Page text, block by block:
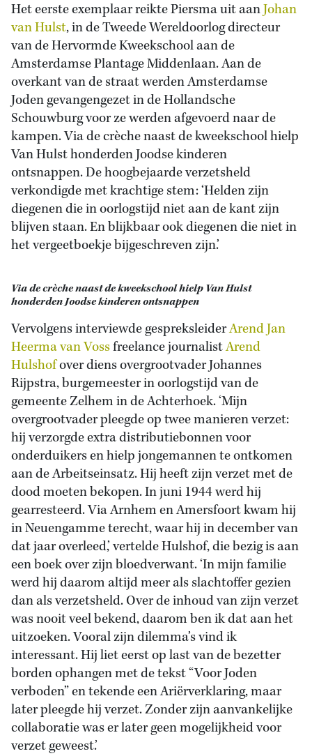
Het eerste exemplaar reikte Piersma uit aanJohan
van Hulst, in de Tweede Wereldoorlog directeur
van de Hervormde Kweekschool aan de
Amsterdamse Plantage Middenlaan. Aan de
overkant van de straat werden Amsterdamse
Joden gevangengezet in de Hollandsche
Schouwburg voor ze werden afgevoerd naar de
kampen. Via de crèche naast de kweekschool hielp
Van Hulst honderden Joodse kinderen
ontsnappen. De hoogbejaarde verzetsheld
verkondigde met krachtige stem: ‘Helden zijn
diegenen die in oorlogstijd niet aan de kant zijn
blijven staan. En blijkbaar ook diegenen die niet in
het vergeetboekje bijgeschreven zijn.’
Via de crèche naast de kweekschool hielp Van Hulst
honderden Joodse kinderen ontsnappen
Vervolgens interviewde gespreksleiderArend Jan
Heerma van Vossfreelance journalistArend
Hulshofover diens overgrootvader Johannes
Rijpstra, burgemeester in oorlogstijd van de
gemeente Zelhem in de Achterhoek. ‘Mijn
overgrootvader pleegde op twee manieren verzet:
hij verzorgde extra distributiebonnen voor
onderduikers en hielp jongemannen te ontkomen
aan de Arbeitseinsatz. Hij heeft zijn verzet met de
dood moeten bekopen. In juni 1944 werd hij
gearresteerd. Via Arnhem en Amersfoort kwam hij
in Neuengamme terecht, waar hij in december van
dat jaar overleed,’ vertelde Hulshof, die bezig is aan
een boek over zijn bloedverwant. ‘In mijn familie
werd hij daarom altijd meer als slachtoffer gezien
dan als verzetsheld. Over de inhoud van zijn verzet
was nooit veel bekend, daarom ben ik dat aan het
uitzoeken. Vooral zijn dilemma’s vind ik
interessant. Hij liet eerst op last van de bezetter
borden ophangen met de tekst “Voor Joden
verboden” en tekende een Ariërverklaring, maar
later pleegde hij verzet. Zonder zijn aanvankelijke
collaboratie was er later geen mogelijkheid voor
verzet geweest.’